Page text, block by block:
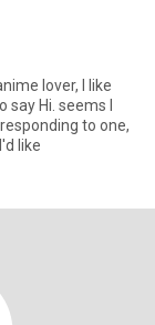
lover, I like
seems I
to one,
like